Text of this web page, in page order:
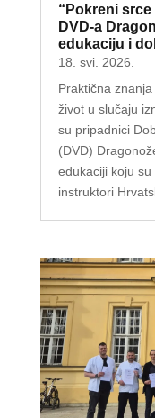
“Pokreni
DVD-a
edukaciju i
18. svi. 2026.
Praktična
život u slučaju
su pripadnici
(DVD)
edukaciji koju
instruktori